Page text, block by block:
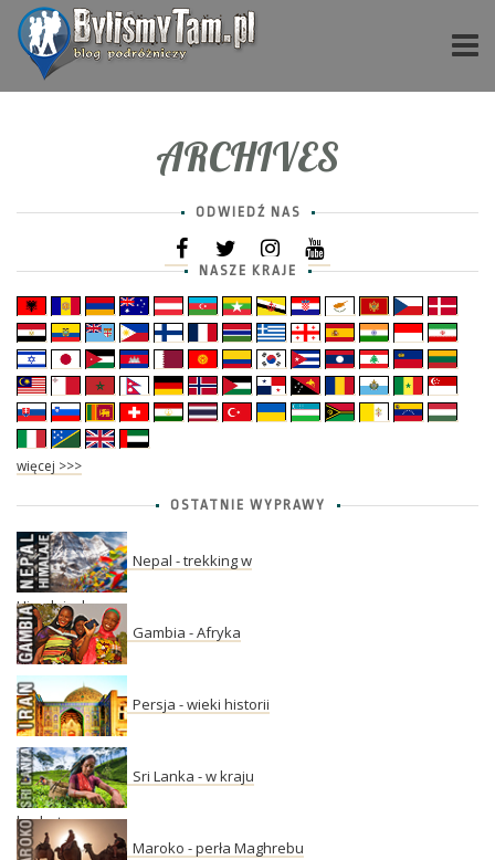
ARCHIVES
ODWIEDŹ NAS
NASZE KRAJE
więcej >>>
OSTATNIE WYPRAWY
Nepal - trekking w
Himalajach
Gambia - Afryka
Persja - wieki historii
Sri Lanka - w kraju
herbaty
Maroko - perła Maghrebu